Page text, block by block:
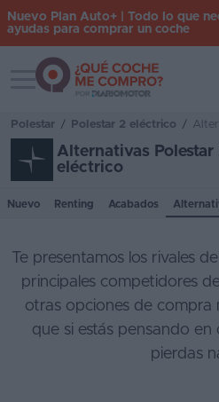
Iniciar
Inicio
Renting
Suscripción
Nuevo Plan Auto+ | Todo lo que
ayudas para comprar un coche
Toggle navigation
Polestar / Polestar 2 eléctrico /
Alternativas Polestar
eléctrico
Nuevo Renting Acabados
Te presentamos los rivales
principales competidores
otras opciones de compra
que si estás pensando
pierdas